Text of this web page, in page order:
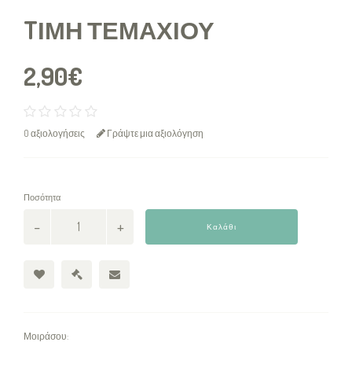
TΙΜΉ ΤΕΜΑΧΊΟΥ
2,90€
0 αξιολογήσεις Γράψτε μια αξιολόγηση
Ποσότητα
Καλάθι
Μοιράσου: